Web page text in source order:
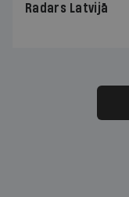
Radars Latvijā